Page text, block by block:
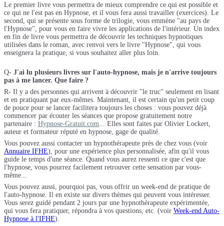
Le premier livre vous permettra de mieux comprendre ce qui est possible et
ce qui ne l'est pas en Hypnose, et il vous fera aussi travailler (exercices). Le
second, qui se présente sous forme de trilogie, vous emmène "au pays de
l'Hypnose", pour vous en faire vivre les applications de l'intérieur. Un index
en fin de livre vous permettra de découvrir les techniques hypnotiques
utilisées dans le roman, avec renvoi vers le livre "Hypnose", qui vous
enseignera la pratique, si vous souhaitez aller plus loin.
Q- J'ai lu plusieurs livres sur l'auto-hypnose, mais je n'arrive toujours
pas à me lancer. Que faire ?
R- Il y a des personnes qui arrivent à découvrir "le truc" seulement en lisant
et en pratiquant par eux-mêmes. Maintenant, il est certain qu'un petit coup
de pouce pour se lancer facilitera toujours les choses : vous pouvez déjà
commencer par écouter les séances que propose gratuitement notre
partenaire : Hypnose-Gratuit.com... Elles sont faites par Olivier Lockert,
auteur et formateur réputé en hypnose, gage de qualité.
Vous pouvez aussi contacter un hypnothérapeute près de chez vous (voir
Annuaire IFHE), pour une expérience plus personnalisée, afin qu'il vous
guide le temps d'une séance. Quand vous aurez ressenti ce que c'est que
l'hypnose, vous pourrez facilement retrouver cette sensation par vous-
même...
Vous pouvez aussi, pourquoi pas, vous offrir un week-end de pratique de
l'auto-hypnose. Il en existe sur divers thèmes qui peuvent vous intéresser.
Vous serez guidé pendant 2 jours par une hypnothérapeute expérimentée,
qui vous fera pratiquer, répondra à vos questions, etc. (voir Week-end Auto-
Hypnose à l'IFHE).